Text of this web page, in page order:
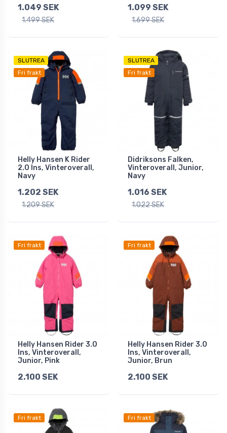
1.049 SEK
1.499 SEK
1.099 SEK
1.699 SEK
SLUTREA
Fri frakt
Helly Hansen K Rider
2.0 Ins, Vinteroverall,
Navy
1.202 SEK
1.209 SEK
SLUTREA
Fri frakt
Didriksons Falken,
Vinteroverall, Junior,
Navy
1.016 SEK
1.022 SEK
Fri frakt
Helly Hansen Rider 3.0
Ins, Vinteroverall,
Junior, Pink
2.100 SEK
Fri frakt
Helly Hansen Rider 3.0
Ins, Vinteroverall,
Junior, Brun
2.100 SEK
Fri frakt Fri frakt